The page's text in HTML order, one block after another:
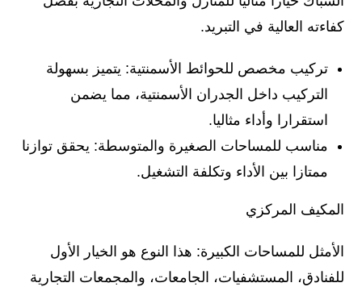
كفاءته العالية في التبريد.
تركيب مخصص للحوائط الأسمنتية: يتميز بسهولة
التركيب داخل الجدران الأسمنتية، مما يضمن
استقرارا وأداء مثاليا.
مناسب للمساحات الصغيرة والمتوسطة: يحقق توازنا
ممتازا بين الأداء وتكلفة التشغيل.
المكيف المركزي
الأمثل للمساحات الكبيرة: هذا النوع هو الخيار الأول
للفنادق، المستشفيات، الجامعات، والمجمعات التجارية